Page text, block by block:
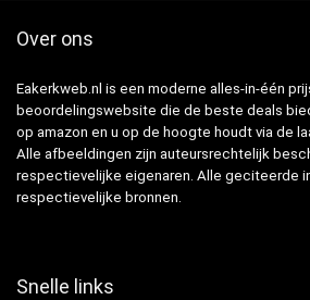
Over ons
Eakerkweb.nl is een moderne alles-in-één
beoordelingswebsite die de beste deals
op amazon en u op de hoogte houdt via de
Alle afbeeldingen zijn auteursrechtelijk
respectievelijke eigenaren. Alle geciteerde
respectievelijke bronnen.
Snelle links